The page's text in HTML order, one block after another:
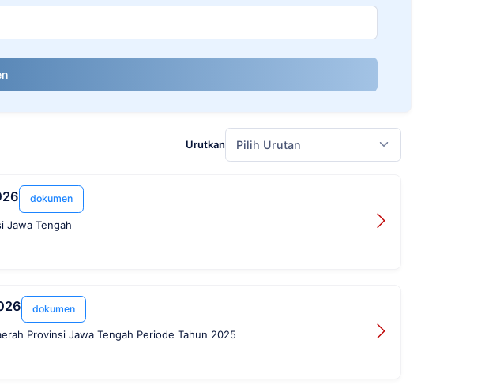
Urutkan Pilih Urutan
dokumen
Jawa Tengah
dokumen
Provinsi Jawa Tengah Periode Tahun 2025